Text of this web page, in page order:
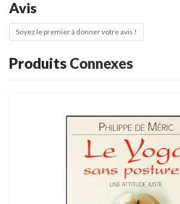
Avis
Soyez le premier à donner votre avis !
Produits Connexes